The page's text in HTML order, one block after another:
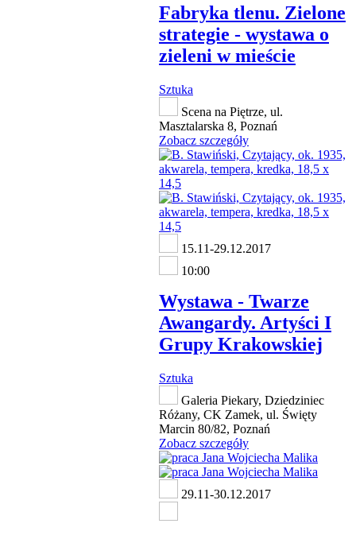
Fabryka tlenu. Zielone
strategie - wystawa o
zieleni w mieście
Sztuka
Scena na Piętrze, ul.
Masztalarska 8, Poznań
Zobacz szczegóły
15.11-29.12.2017
10:00
Wystawa - Twarze
Awangardy. Artyści I
Grupy Krakowskiej
Sztuka
Galeria Piekary, Dziedziniec
Różany, CK Zamek, ul. Święty
Marcin 80/82, Poznań
Zobacz szczegóły
29.11-30.12.2017